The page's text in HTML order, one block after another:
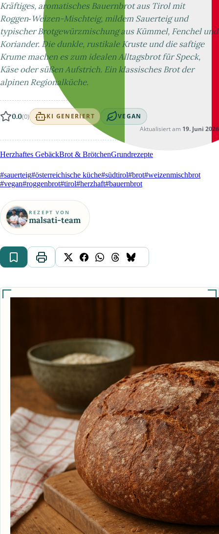
Kräftiges, aromatisches Bauernbrot aus Tirol mit
Roggen‑Weizen-Mischteig, mildem Sauerteig und
typischer Brotgewürzmischung aus Kümmel, Fenchel und
Koriander. Die dunkle, rustikale Kruste und die saftige
Krume machen es zum idealen Alltagsbrot für Speck,
Käse oder süßen Aufstrich. Ein klassisches Brot der
alpinen Regionalküche.
0.0(0) KI GENERIERT VEGAN
Aktualisiert am 19. Juni 2026
Herzhaftes GebäckBrot & BrötchenGrundrezepte
#sauerteig#österreichische küche#südtirol#brot#weizenmischbrot
#vegan#roggenbrot#tirol#herzhaft#bauernbrot
REZEPT VON
malsati-team